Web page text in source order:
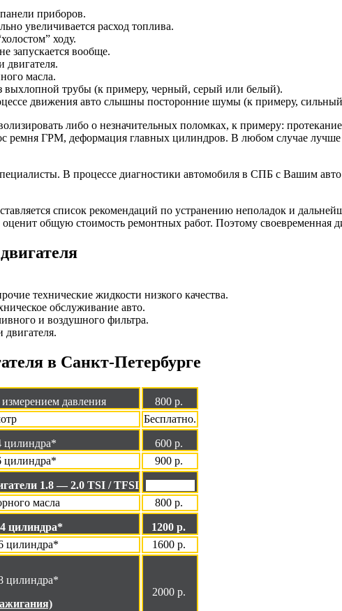
приборов.
увеличивается расход топлива.
ходу.
запускается вообще.
двигателя.
масла.
выхлопной трубы (к примеру, черный, серый или белый).
движения авто слышны посторонние шумы (к примеру, сильный
либо о незначительных поломках, к примеру:
ремня ГРМ, деформация главных цилиндров. В любом случае лучше
В процессе диагностики автомобиля в СПБ с Вашим
список рекомендаций по устранению неполадок и
общую стоимость ремонтных работ. Поэтому своевременная
технические жидкости низкого качества.
обслуживание авто.
и воздушного фильтра.
двигателя.
в Санкт-Петербурге
давления 800 р.
Бесплатно.
цилиндра* 600 р.
цилиндра*
900 р.
1.8 — 2.0 TSI / TFSI
масла 800 р.
цилиндра*
1200 р.
цилиндра*
1600 р.
цилиндра*
2000 р.